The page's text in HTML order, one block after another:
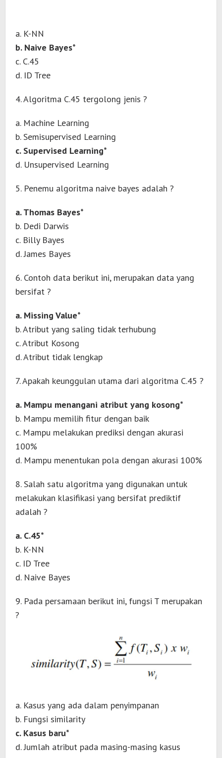
a. K-NN
b. Naive Bayes*
c. C.45
d. ID Tree
4. Algoritma C.45 tergolong jenis ?
a. Machine Learning
b. Semisupervised Learning
c. Supervised Learning*
d. Unsupervised Learning
5. Penemu algoritma naive bayes adalah ?
a. Thomas Bayes*
b. Dedi Darwis
c. Billy Bayes
d. James Bayes
6. Contoh data berikut ini, merupakan data yang
bersifat ?
a. Missing Value*
b. Atribut yang saling tidak terhubung
c. Atribut Kosong
d. Atribut tidak lengkap
7. Apakah keunggulan utama dari algoritma C.45 ?
a. Mampu menangani atribut yang kosong*
b. Mampu memilih fitur dengan baik
c. Mampu melakukan prediksi dengan akurasi
100%
d. Mampu menentukan pola dengan akurasi 100%
8. Salah satu algoritma yang digunakan untuk
melakukan klasifikasi yang bersifat prediktif
adalah ?
a. C.45*
b. K-NN
c. ID Tree
d. Naive Bayes
9. Pada persamaan berikut ini, fungsi T merupakan
?
a. Kasus yang ada dalam penyimpanan
b. Fungsi similarity
c. Kasus baru*
d. Jumlah atribut pada masing-masing kasus